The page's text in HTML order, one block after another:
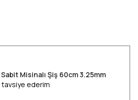
Misinalı Şiş 60cm 3.25mm
tavsiye ederim